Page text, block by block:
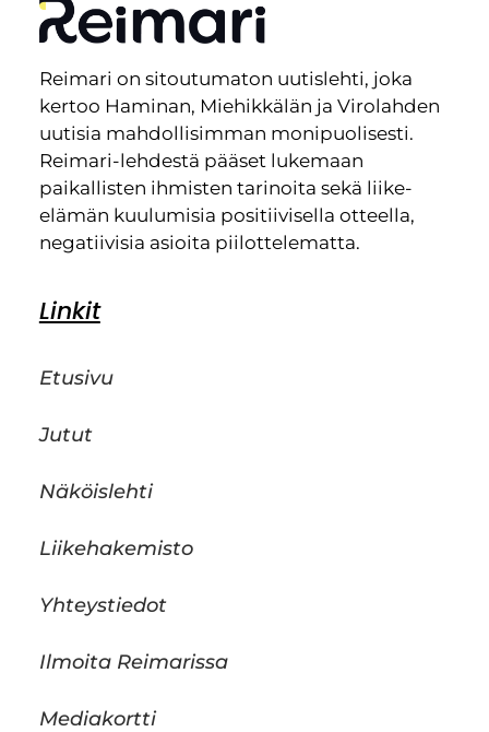
Reimari on sitoutumaton uutislehti, joka
kertoo Haminan, Miehikkälän ja Virolahden
uutisia mahdollisimman monipuolisesti.
Reimari-lehdestä pääset lukemaan
paikallisten ihmisten tarinoita sekä liike-
elämän kuulumisia positiivisella otteella,
negatiivisia asioita piilottelematta.
Linkit
Etusivu
Jutut
Näköislehti
Liikehakemisto
Yhteystiedot
Ilmoita Reimarissa
Mediakortti